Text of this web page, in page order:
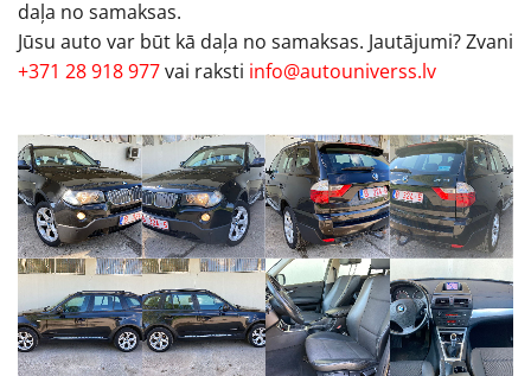
daļa no samaksas.
Jūsu auto var būt kā daļa no samaksas. Jautājumi? Zvani
+371 28 918 977vai raksti info@autouniverss.lv